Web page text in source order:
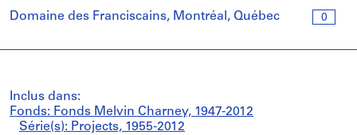
0
Domaine des Franciscains, Montréal, Québec
Inclus dans:
Fonds: Fonds Melvin Charney, 1947-2012
Série(s): Projects, 1955-2012